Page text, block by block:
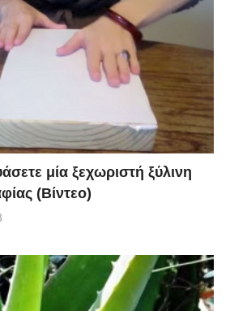
μία ξεχωριστή ξύλινη
(Βίντεο)